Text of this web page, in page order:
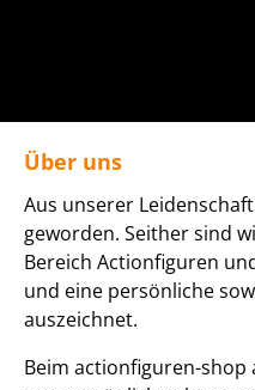
Über uns
Aus unserer
geworden. Seither sind
Bereich Actionfiguren
und eine persönliche
auszeichnet.
Beim actionfiguren-shop